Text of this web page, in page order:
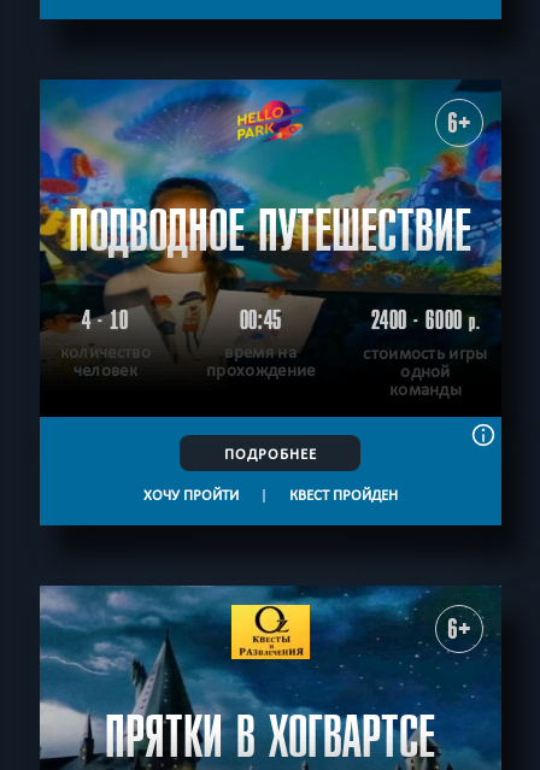
6+
ПОДВОДНОЕ ПУТЕШЕСТВИЕ
4 - 10
количество
человек
00:45
время на
прохождение
2400 - 6000р.
стоимость игры
одной
команды
ПОДРОБНЕЕ
ХОЧУ ПРОЙТИ | КВЕСТ ПРОЙДЕН
6+
ПРЯТКИ В ХОГВАРТСЕ